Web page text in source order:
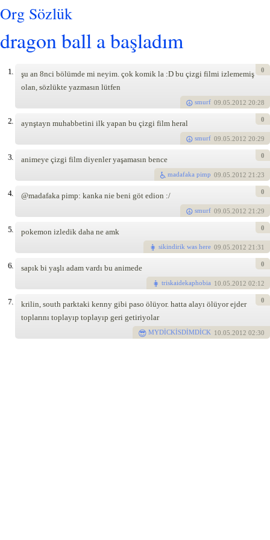
Org Sözlük
dragon ball a başladım
1.
şu an 8nci bölümde mi neyim. çok komik la :D bu çizgi filmi izlememiş
olan, sözlükte yazmasın lütfen
smurf 09.05.2012 20:28
0
2. aynştayn muhabbetini ilk yapan bu çizgi film heral
smurf 09.05.2012 20:29
0
3. animeye çizgi film diyenler yaşamasın bence
madafaka pimp 09.05.2012 21:23
0
4. @madafaka pimp: kanka nie beni göt edion :/
smurf 09.05.2012 21:29
0
5. pokemon izledik daha ne amk
sikindirik was here 09.05.2012 21:31
0
6. sapık bi yaşlı adam vardı bu animede
triskaidekaphobia 10.05.2012 02:12
0
7.
krilin, south parktaki kenny gibi paso ölüyor. hatta alayı ölüyor ejder
toplarını toplayıp toplayıp geri getiriyolar
MYDİCKİSDİMDİCK 10.05.2012 02:30
0